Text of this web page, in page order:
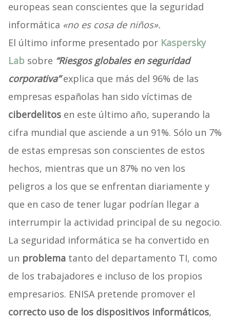
europeas sean conscientes que la seguridad
informática «no es cosa de niños».
El último informe presentado por Kaspersky
Labsobre “Riesgos globales en seguridad
corporativa”explica que más del 96% de las
empresas españolas han sido víctimas de
ciberdelitosen este último año, superando la
cifra mundial que asciende a un 91%. Sólo un 7%
de estas empresas son conscientes de estos
hechos, mientras que un 87% no ven los
peligros a los que se enfrentan diariamente y
que en caso de tener lugar podrían llegar a
interrumpir la actividad principal de su negocio.
La seguridad informática se ha convertido en
un problematanto del departamento TI, como
de los trabajadores e incluso de los propios
empresarios. ENISA pretende promover el
correcto uso de los dispositivos informáticos,